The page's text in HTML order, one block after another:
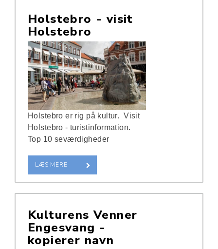
Holstebro - visit
Holstebro
Holstebro er rig på kultur. Visit
Holstebro - turistinformation.
Top 10 seværdigheder
LÆS MERE
Kulturens Venner
Engesvang -
kopierer navn